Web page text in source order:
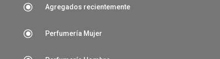
\ Agregados recientemente
\ Perfumería Mujer